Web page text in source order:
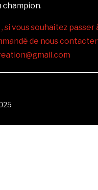
champion.
vous souhaitez passer
de nous contacter